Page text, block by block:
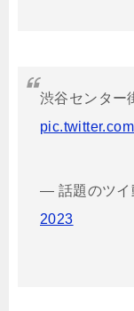
渋谷センター
— 話題のツイ
2023